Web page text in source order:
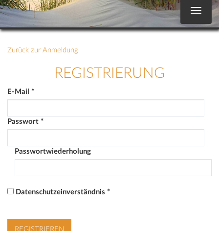
Toggle
Zurück zur Anmeldung
REGISTRIERUNG
E-Mail *
Passwort *
Passwortwiederholung
Datenschutzeinverständnis *